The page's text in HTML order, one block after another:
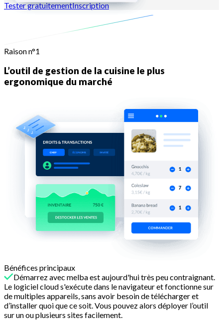
Tester gratuitementInscription
Raison n°1
L’outil de gestion de la cuisine le plus
ergonomique du marché
Bénéfices principaux
Démarrez avec melba est aujourd'hui très peu contraignant.
Le logiciel cloud s'exécute dans le navigateur et fonctionne sur
de multiples appareils, sans avoir besoin de télécharger et
d’installer quoi que ce soit. Vous pouvez alors déployer l’outil
sur un ou plusieurs sites facilement.